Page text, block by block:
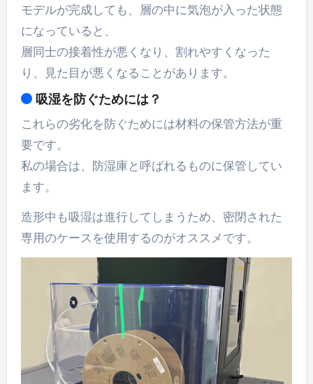
モデルが完成しても、層の中に気泡が入った状態
になっていると、
層同士の接着性が悪くなり、割れやすくなった
り、見た目が悪くなることがあります。
吸湿を防ぐためには？
これらの劣化を防ぐためには材料の保管方法が重
要です。
私の場合は、防湿庫と呼ばれるものに保管してい
ます。
造形中も吸湿は進行してしまうため、密閉された
専用のケースを使用するのがオススメです。